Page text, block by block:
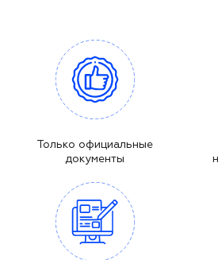
Только официальные
документы